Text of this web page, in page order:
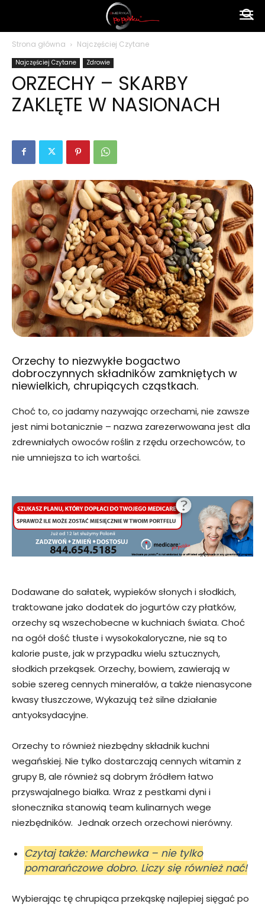
Strona główna Najczęściej Czytane
Najczęściej Czytane Zdrowie
ORZECHY – SKARBY
ZAKLĘTE W NASIONACH
Orzechy to niezwykłe bogactwo
dobroczynnych składników zamkniętych w
niewielkich, chrupiących cząstkach.
Choć to, co jadamy nazywając orzechami, nie zawsze
jest nimi botanicznie – nazwa zarezerwowana jest dla
zdrewniałych owoców roślin z rzędu orzechowców, to
nie umniejsza to ich wartości.
Dodawane do sałatek, wypieków słonych i słodkich,
traktowane jako dodatek do jogurtów czy płatków,
orzechy są wszechobecne w kuchniach świata. Choć
na ogół dość tłuste i wysokokaloryczne, nie są to
kalorie puste, jak w przypadku wielu sztucznych,
słodkich przekąsek. Orzechy, bowiem, zawierają w
sobie szereg cennych minerałów, a także nienasycone
kwasy tłuszczowe, Wykazują też silne działanie
antyoksydacyjne.
Orzechy to również niezbędny składnik kuchni
wegańskiej. Nie tylko dostarczają cennych witamin z
grupy B, ale również są dobrym źródłem łatwo
przyswajalnego białka. Wraz z pestkami dyni i
słonecznika stanowią team kulinarnych wege
niezbędników. Jednak orzech orzechowi nierówny.
Czytaj także: Marchewka – nie tylko
pomarańczowe dobro. Liczy się również nać!
Wybierając tę chrupiąca przekąskę najlepiej sięgać po